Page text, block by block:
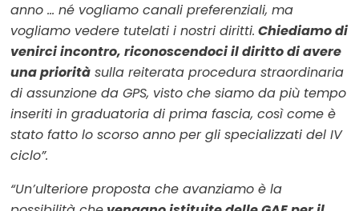
anno … né vogliamo canali preferenziali, ma
vogliamo vedere tutelati i nostri diritti. Chiediamo di
venirci incontro, riconoscendoci il diritto di avere
una priorità sulla reiterata procedura straordinaria
di assunzione da GPS, visto che siamo da più tempo
inseriti in graduatoria di prima fascia, così come è
stato fatto lo scorso anno per gli specializzati del IV
ciclo”.
“Un’ulteriore proposta che avanziamo è la